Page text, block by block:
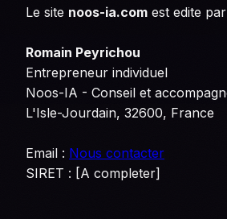
Le site noos-ia.com est edite
Romain Peyrichou
Entrepreneur individuel
Noos-IA - Conseil et
L'Isle-Jourdain, 32600, France
Email : Nous contacter
SIRET : [A completer]